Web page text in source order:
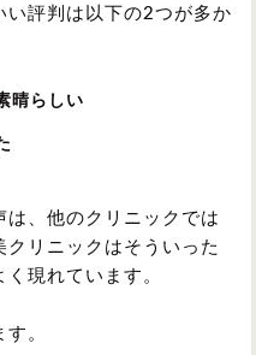
い評判は以下の2つが多か
晴らしい
は、他のクリニックでは
リニックはそういった
現れています。
。